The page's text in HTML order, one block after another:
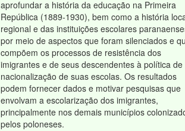
aprofundar a história da educação na Primeira
República (1889-1930), bem como a história
regional e das instituições escolares
por meio de aspectos que foram silenciados e
compõem os processos de resistência dos
imigrantes e de seus descendentes à política de
nacionalização de suas escolas. Os resultados
podem fornecer dados e motivar pesquisas que
envolvam a escolarização dos imigrantes,
principalmente nos demais municípios
pelos poloneses.